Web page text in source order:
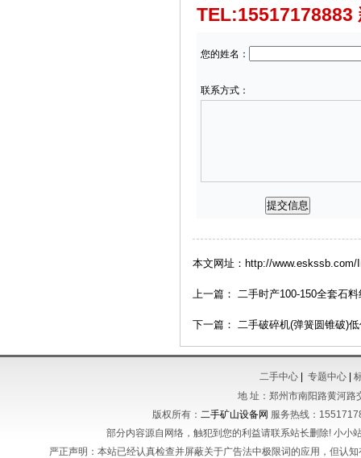
TEL:15517178883
您的姓名：
联系方式：
本文网址：http://www.eskssb.com/
上一篇： 二手时产100-150全套石
下一篇： 二手破碎机(弹簧圆锥破)
二手中心 专题中心
地 址：郑州市南阳路黄河路
版权所有： 二手矿山设备网 服务热线：
部分内容源自网络，触犯到您的利益请联系站长删除! 小
严正声明：本站已经认真检查并屏蔽关于广告法中极限词的应用，但认